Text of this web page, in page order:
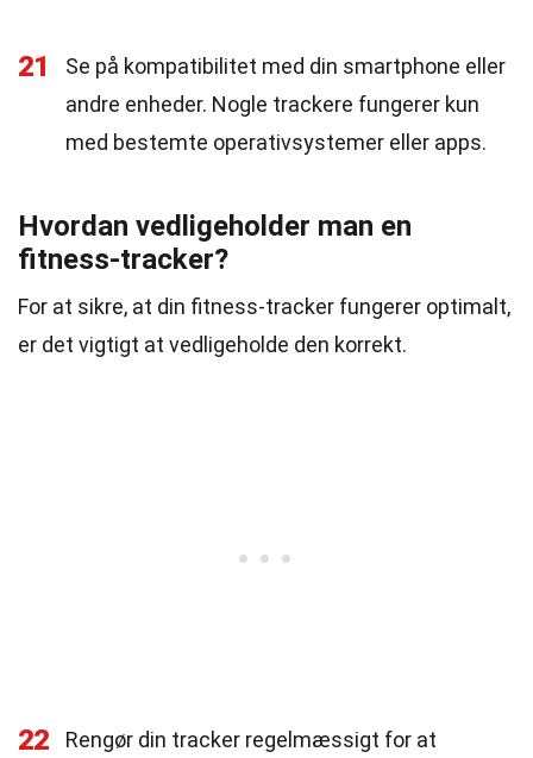
21
Se på kompatibilitet med din smartphone eller
andre enheder. Nogle trackere fungerer kun
med bestemte operativsystemer eller apps.
Hvordan vedligeholder man en
fitness-tracker?
For at sikre, at din fitness-tracker fungerer optimalt,
er det vigtigt at vedligeholde den korrekt.
22
Rengør din tracker regelmæssigt for at